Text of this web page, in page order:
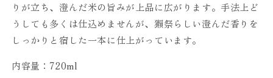
りが立ち、澄んだ米の旨みが上品に広がります。手法上ど
うしても多くは仕込めませんが、獺祭らしい澄んだ香りを
しっかりと宿した一本に仕上がっています。
内容量：720ml